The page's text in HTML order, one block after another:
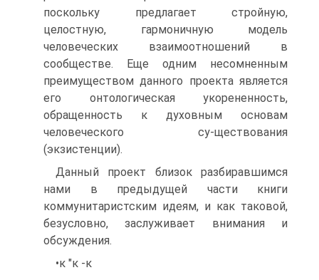
поскольку предлагает стройную,
целостную, гармоничную модель
человеческих взаимоотношений в
сообществе. Еще одним несомненным
преимуществом данного проекта является
его онтологическая укорененность,
обращенность к духовным основам
человеческого су-ществования
(экзистенции).
Данный проект близок разбиравшимся
нами в предыдущей части книги
коммунитаристским идеям, и как таковой,
безусловно, заслуживает внимания и
обсуждения.
•к "к -к